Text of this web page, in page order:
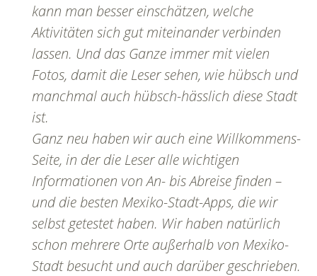
kann man besser einschätzen, welche
Aktivitäten sich gut miteinander verbinden
lassen. Und das Ganze immer mit vielen
Fotos, damit die Leser sehen, wie hübsch und
manchmal auch hübsch-hässlich diese Stadt
ist.
Ganz neu haben wir auch eine Willkommens-
Seite, in der die Leser alle wichtigen
Informationen von An- bis Abreise finden –
und die besten Mexiko-Stadt-Apps, die wir
selbst getestet haben. Wir haben natürlich
schon mehrere Orte außerhalb von Mexiko-
Stadt besucht und auch darüber geschrieben.